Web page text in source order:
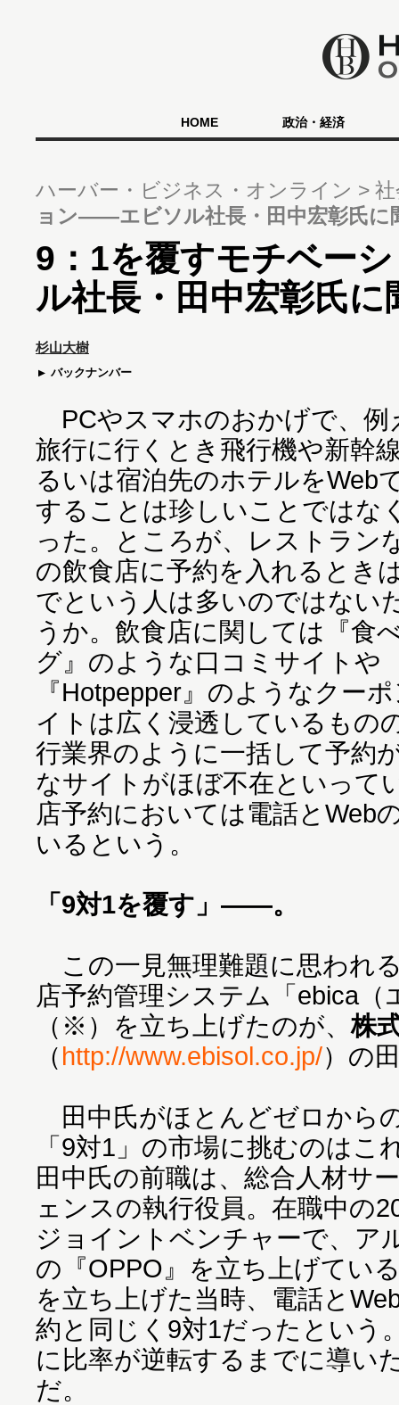
HOME 政治・経済
ハーバー・ビジネス・オンライン
ョン――エビソル社長・田中宏彰氏に
9：1を覆すモチベー
ル社長・田中宏彰氏に
杉山大樹
バックナンバー
PCやスマホのおかげで、例
旅行に行くとき飛行機や新幹
るいは宿泊先のホテルをWeb
することは珍しいことではな
った。ところが、レストラン
の飲食店に予約を入れるとき
でという人は多いのではない
うか。飲食店に関しては『食
グ』のような口コミサイトや
『Hotpepper』のようなクー
イトは広く浸透しているもの
行業界のように一括して予約
なサイトがほぼ不在といって
店予約においては電話とWeb
いるという。
「9対1を覆す」――。
この一見無理難題に思われ
店予約管理システム「ebica（
（※）を立ち上げたのが、株
（http://www.ebisol.co.jp/）の
田中氏がほとんどゼロから
「9対1」の市場に挑むのは
田中氏の前職は、総合人材サ
ェンスの執行役員。在職中の
ジョイントベンチャーで、ア
の『OPPO』を立ち上げてい
を立ち上げた当時、電話と
約と同じく9対1だったという
に比率が逆転するまでに導い
だ。